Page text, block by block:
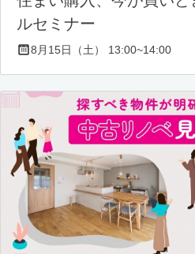
ルセミナー
8月15日（土） 13:00~14:00